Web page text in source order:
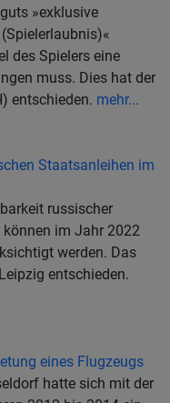
»exklusive
des Spielers eine
muss. Dies hat der
entschieden. mehr...
Staatsanleihen im
russischer
im Jahr 2022
werden. Das
entschieden.
eines Flugzeugs
hatte sich mit der